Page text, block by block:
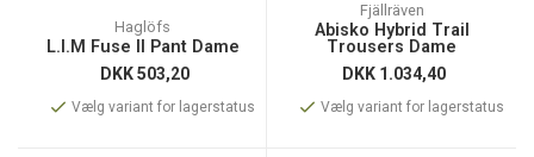
Haglöfs
L.I.M Fuse II Pant Dame
DKK503,20
Vælg variant for lagerstatus
Fjällräven
Abisko Hybrid Trail
Trousers Dame
DKK 1.034,40
Vælg variant for lagerstatus